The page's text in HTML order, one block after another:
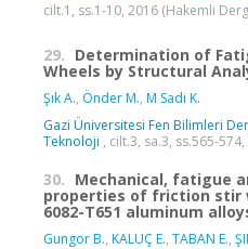
cilt.1, ss.1-10, 2016 (Hakemli
29. Determination of
Wheels by Structural
Şık A., Önder M., M Sadi K.
Gazi Üniversitesi Fen Bilimleri
Teknoloji , cilt.3, sa.3, ss.565-
30. Mechanical, fatigue
properties of friction stir
6082-T651 aluminum
Gungor B., KALUÇ E., TABAN E.,